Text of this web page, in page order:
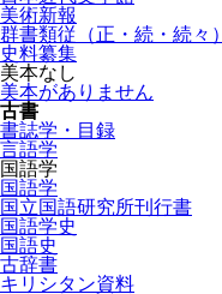
美術新報
群書類従（正・続・続々）
史料纂集
美本なし
美本がありません
古書
書誌学・目録
言語学
国語学
国語学
国立国語研究所刊行書
国語学史
国語史
古辞書
キリシタン資料